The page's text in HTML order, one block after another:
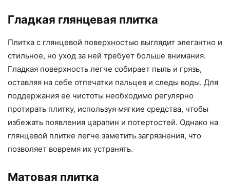
Гладкая глянцевая плитка
Плитка с глянцевой поверхностью выглядит элегантно и
стильное, но уход за ней требует больше внимания.
Гладкая поверхность легче собирает пыль и грязь,
оставляя на себе отпечатки пальцев и следы воды. Для
поддержания ее чистоты необходимо регулярно
протирать плитку, используя мягкие средства, чтобы
избежать появления царапин и потертостей. Однако на
глянцевой плитке легче заметить загрязнения, что
позволяет вовремя их устранять.
Матовая плитка